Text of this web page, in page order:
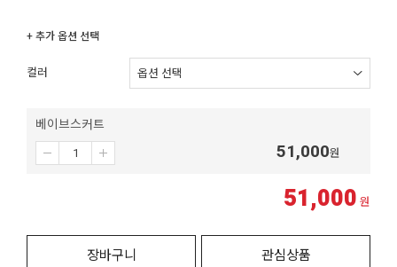
+ 추가 옵션 선택
컬러
베이브스커트
51,000원
51,000 원
장바구니 관심상품